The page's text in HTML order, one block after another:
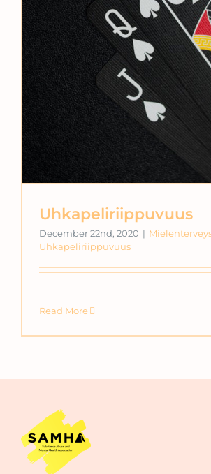
Uhkapeliriippuvuus
December 22nd, 2020 |
Uhkapeliriippuvuus
Read More